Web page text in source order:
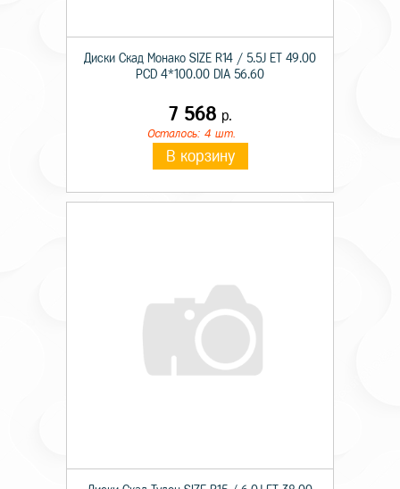
Диски Скад Монако SIZE R14 / 5.5J ET 49.00
PCD 4*100.00 DIA 56.60
7 568 р.
Осталось: 4 шт.
В корзину